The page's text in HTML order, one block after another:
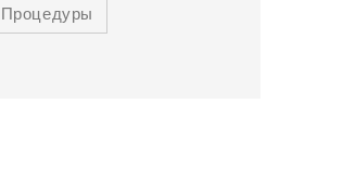
Процедуры